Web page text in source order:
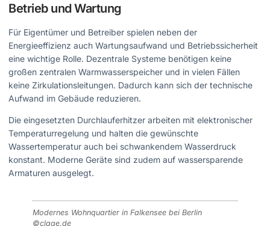
Betrieb und Wartung
Für Eigentümer und Betreiber spielen neben der
Energieeffizienz auch Wartungsaufwand und Betriebssicherheit
eine wichtige Rolle. Dezentrale Systeme benötigen keine
großen zentralen Warmwasserspeicher und in vielen Fällen
keine Zirkulationsleitungen. Dadurch kann sich der technische
Aufwand im Gebäude reduzieren.
Die eingesetzten Durchlauferhitzer arbeiten mit elektronischer
Temperaturregelung und halten die gewünschte
Wassertemperatur auch bei schwankendem Wasserdruck
konstant. Moderne Geräte sind zudem auf wassersparende
Armaturen ausgelegt.
Modernes Wohnquartier in Falkensee bei Berlin
©clage.de